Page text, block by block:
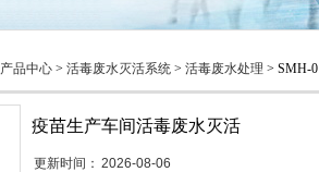
产品中心 > 活毒废水灭活系统 > 活毒废水处理 > SMH-
疫苗生产车间活毒废水灭活
更新时间： 2026-08-06